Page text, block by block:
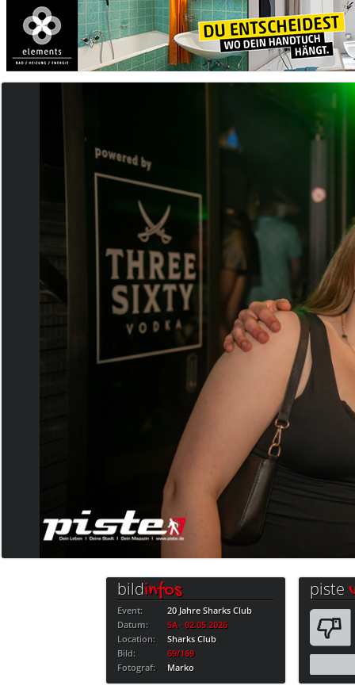
bildinfos
Event:
20 Jahre Sharks Club
Datum:
SA · 02.05.2026
Location:
Sharks Club
Bild:
69/169
Fotograf:
Marko
piste